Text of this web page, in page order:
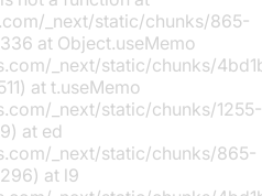
_next/static/chunks/865-
at Object.useMemo
_next/static/chunks/
at t.useMemo
_next/static/chunks/1255-
at ed
_next/static/chunks/865-
at l9